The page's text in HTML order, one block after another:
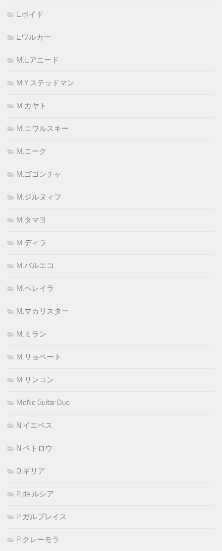
L.ボイド
L.ワルカー
M.L.アニード
M.Y.ステッドマン
M.カヤト
M.コワルスキー
M.コーク
M.ゴゴンチャ
M.ジルヌィフ
M.タマヨ
M.ディラ
M.バルエコ
M.ペレイラ
M.マカリスター
M.ミラン
M.リョベート
M.リンコン
MoNo Guitar Duo
N.イエペス
N.ペトロウ
O.ギリア
P.de.ルシア
P.ガルブレイス
P.クレーモラ